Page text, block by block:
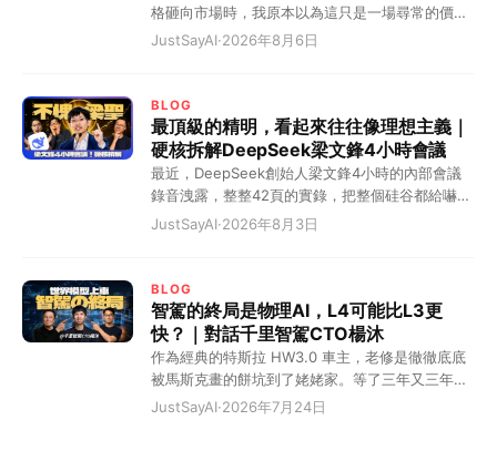
格砸向市場時，我原本以為這只是一場尋常的價格
戰。但我錯了，這根本不是什麼商業內卷，而是一
暴？你這麼理解吧，這就相當於一件原本在美國賣
10 塊美金的貨，現在被中國企業硬生生幹到了 10
塊錢人民幣！硬是把大模型幹出了拼多多的氣質。
這怎麼玩？那些定價高高在上的模型，瞬間全成了
智商稅。 這就好比現在的中國電車市場。以前你要
萬的國產電車直接給你拉滿。結果呢？BBA 銷量狂
就跟當年呂布轅門射戟一樣，我這一箭射在這兒
了，斬殺線以下的這幫公司，你們掂量掂量自己，
到底還要不要幹這事？這才是真正的降維打擊！這
完全就是把 AI 變成了有醫保目錄的時代，曾經昂
貴的特效藥，現在直接走集採就完事了。貴的？誰
還買單？ 我給你一個更接地氣的比喻。當年那幫小
JustSayAI·2026年8月6日
BLOG
最頂級的精明，看起來往往像理想主義｜
硬核拆解DeepSeek梁文鋒4小時會議
最近，DeepSeek創始人梁文鋒4小時的內部會議
錄音洩露，整整42頁的實錄，把整個硅谷都給嚇慘
了。 全網都在瘋狂造神，一口一個“梁聖”叫著，說
個月回本的恐怖算計，AI界的農夫山泉 看硅谷那幫
搞大模型的，有幾個敢承認自己能賺錢的？梁聖彷
彿在說：奧兄，我不是針對你，我是說在座的所有
人都是垃圾！ 全網都在驚呼梁文鋒是“賽博聖人”，
其實他是一個極其冷酷的“量化精算師”。 很多人不
甚至四倍時，依然瘋狂All in買卡？ 因為這筆賬的
JustSayAI·2026年8月3日
BLOG
智駕的終局是物理AI，L4可能比L3更
快？｜對話千里智駕CTO楊沐
作為經典的特斯拉 HW3.0 車主，老修是徹徹底底
被馬斯克畫的餅坑到了姥姥家。等了三年又三年，
結果他輕飄飄地告訴老修硬件落後，直接不支持
JustSayAI·2026年7月24日